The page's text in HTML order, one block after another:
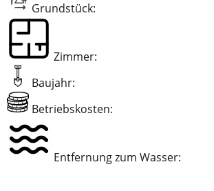
Grundstück:
Zimmer:
Baujahr:
Betriebskosten:
Entfernung zum Wasser: